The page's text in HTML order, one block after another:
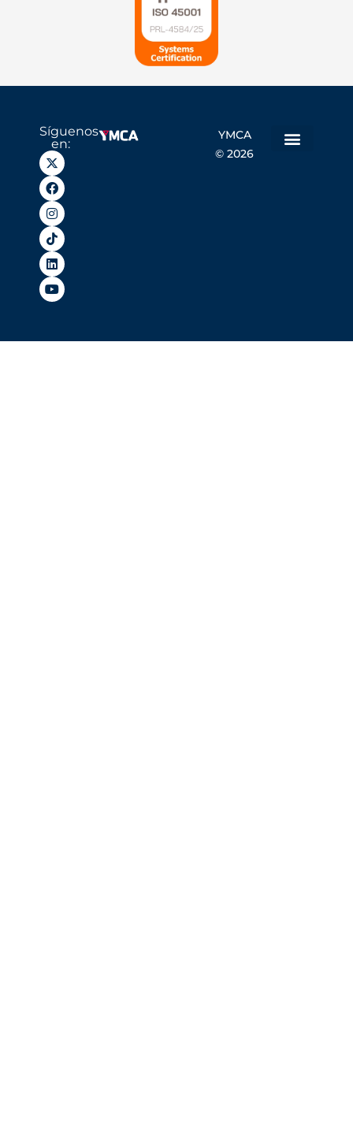
Síguenos
en:
YMCA
© 2026